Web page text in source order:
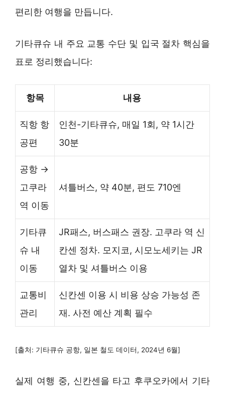
편리한 여행을 만듭니다.
기타큐슈 내 주요 교통 수단 및 입국 절차 핵심을
표로 정리했습니다:
항목 내용
직항 항
공편
인천-기타큐슈, 매일 1회, 약 1시간
30분
공항 →
고쿠라
역 이동
셔틀버스, 약 40분, 편도 710엔
기타큐
슈 내
이동
JR패스, 버스패스 권장. 고쿠라 역 신
칸센 정차. 모지코, 시모노세키는 JR
열차 및 셔틀버스 이용
교통비
관리
신칸센 이용 시 비용 상승 가능성 존
재. 사전 예산 계획 필수
[출처: 기타큐슈 공항, 일본 철도 데이터, 2024년 6월]
실제 여행 중, 신칸센을 타고 후쿠오카에서 기타